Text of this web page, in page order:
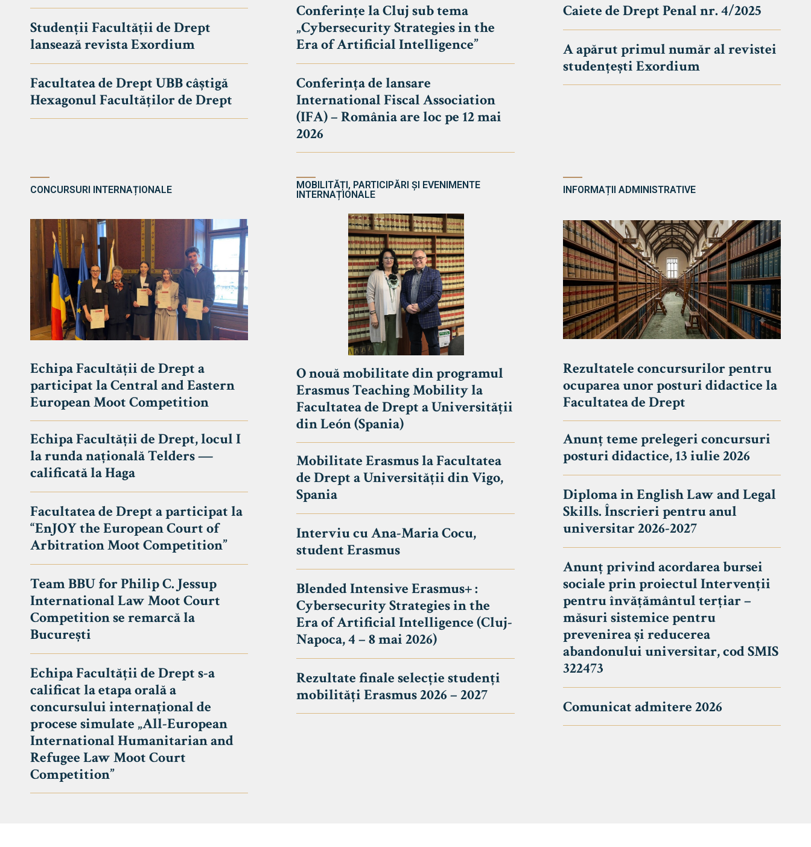
FACULTATEA
DE DREPT
Admitere
Erasmus & Internațional
Știri
Echipa Facultății
Bibliotecă & Reviste
Studenții Facultății de Drept
lansează revista Exordium
Facultatea de Drept UBB câștigă
Hexagonul Facultăților de Drept
Conferințe la Cluj sub tema
„Cybersecurity Strategies in the
Era of Artificial Intelligence”
Conferința de lansare
International Fiscal Association
(IFA) – România are loc pe 12 mai
2026
Caiete de Drept Penal nr. 4/2025
A apărut primul număr al revistei
studențești Exordium
CONCURSURI INTERNAȚIONALE
Echipa Facultății de Drept a
participat la Central and Eastern
European Moot Competition
Echipa Facultății de Drept, locul I
la runda națională Telders —
calificată la Haga
Facultatea de Drept a participat la
“EnJOY the European Court of
Arbitration Moot Competition”
Team BBU for Philip C. Jessup
International Law Moot Court
Competition se remarcă la
București
Echipa Facultății de Drept s-a
calificat la etapa orală a
concursului internațional de
procese simulate „All-European
International Humanitarian and
Refugee Law Moot Court
Competition”
MOBILITĂȚI, PARTICIPĂRI ȘI EVENIMENTE
INTERNAȚIONALE
O nouă mobilitate din programul
Erasmus Teaching Mobility la
Facultatea de Drept a Universității
din León (Spania)
Mobilitate Erasmus la Facultatea
de Drept a Universității din Vigo,
Spania
Interviu cu Ana-Maria Cocu,
student Erasmus
Blended Intensive Erasmus+ :
Cybersecurity Strategies in the
Era of Artificial Intelligence (Cluj-
Napoca, 4 – 8 mai 2026)
Rezultate finale selecție studenți
mobilități Erasmus 2026 – 2027
INFORMAȚII ADMINISTRATIVE
Rezultatele concursurilor pentru
ocuparea unor posturi didactice la
Facultatea de Drept
Anunț teme prelegeri concursuri
posturi didactice, 13 iulie 2026
Diploma in English Law and Legal
Skills. Înscrieri pentru anul
universitar 2026-2027
Anunț privind acordarea bursei
sociale prin proiectul Intervenții
pentru învățământul terțiar –
măsuri sistemice pentru
prevenirea și reducerea
abandonului universitar, cod SMIS
322473
Comunicat admitere 2026